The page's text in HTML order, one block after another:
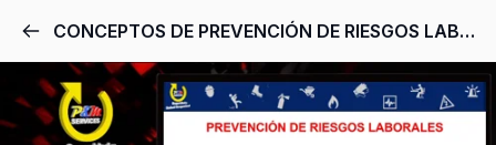
CONCEPTOS DE PREVENCIÓN DE RIESGOS LABORALES